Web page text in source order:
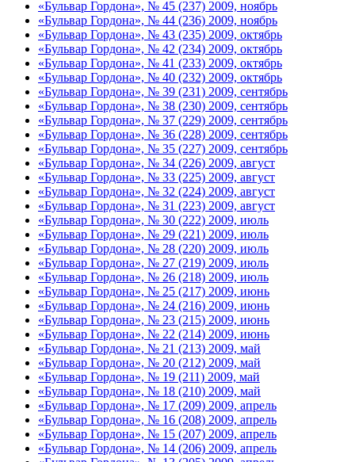
«Бульвар Гордона», № 45 (237) 2009, ноябрь
«Бульвар Гордона», № 44 (236) 2009, ноябрь
«Бульвар Гордона», № 43 (235) 2009, октябрь
«Бульвар Гордона», № 42 (234) 2009, октябрь
«Бульвар Гордона», № 41 (233) 2009, октябрь
«Бульвар Гордона», № 40 (232) 2009, октябрь
«Бульвар Гордона», № 39 (231) 2009, сентябрь
«Бульвар Гордона», № 38 (230) 2009, сентябрь
«Бульвар Гордона», № 37 (229) 2009, сентябрь
«Бульвар Гордона», № 36 (228) 2009, сентябрь
«Бульвар Гордона», № 35 (227) 2009, сентябрь
«Бульвар Гордона», № 34 (226) 2009, август
«Бульвар Гордона», № 33 (225) 2009, август
«Бульвар Гордона», № 32 (224) 2009, август
«Бульвар Гордона», № 31 (223) 2009, август
«Бульвар Гордона», № 30 (222) 2009, июль
«Бульвар Гордона», № 29 (221) 2009, июль
«Бульвар Гордона», № 28 (220) 2009, июль
«Бульвар Гордона», № 27 (219) 2009, июль
«Бульвар Гордона», № 26 (218) 2009, июль
«Бульвар Гордона», № 25 (217) 2009, июнь
«Бульвар Гордона», № 24 (216) 2009, июнь
«Бульвар Гордона», № 23 (215) 2009, июнь
«Бульвар Гордона», № 22 (214) 2009, июнь
«Бульвар Гордона», № 21 (213) 2009, май
«Бульвар Гордона», № 20 (212) 2009, май
«Бульвар Гордона», № 19 (211) 2009, май
«Бульвар Гордона», № 18 (210) 2009, май
«Бульвар Гордона», № 17 (209) 2009, апрель
«Бульвар Гордона», № 16 (208) 2009, апрель
«Бульвар Гордона», № 15 (207) 2009, апрель
«Бульвар Гордона», № 14 (206) 2009, апрель